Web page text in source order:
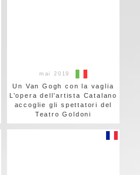
mai 2019
Un Van Gogh con la vaglia
L’opera dell’artista Catalano
accoglie gli spettatori del
Teatro Goldoni